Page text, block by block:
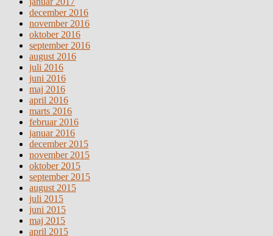
december 2016
november 2016
oktober 2016
september 2016
august 2016
juli 2016
juni 2016
maj 2016
april 2016
marts 2016
februar 2016
januar 2016
december 2015
november 2015
oktober 2015
september 2015
august 2015
juli 2015
juni 2015
maj 2015
april 2015